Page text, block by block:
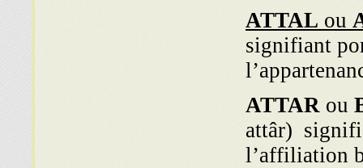
ATTAL ou
signifiant
ATTAR ou
attâr)
l’affiliation